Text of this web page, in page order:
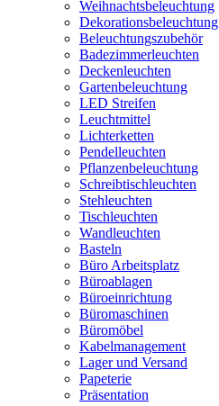
Weihnachtsbeleuchtung
Dekorationsbeleuchtung
Beleuchtungszubehör
Badezimmerleuchten
Deckenleuchten
Gartenbeleuchtung
LED Streifen
Leuchtmittel
Lichterketten
Pendelleuchten
Pflanzenbeleuchtung
Schreibtischleuchten
Stehleuchten
Tischleuchten
Wandleuchten
Basteln
Büro Arbeitsplatz
Büroablagen
Büroeinrichtung
Büromaschinen
Büromöbel
Kabelmanagement
Lager und Versand
Papeterie
Präsentation